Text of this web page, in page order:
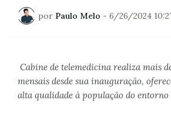
por Paulo Melo - 6/26/2024
Cabine de telemedicina realiza mais
mensais desde sua inauguração,
alta qualidade à população do entorno